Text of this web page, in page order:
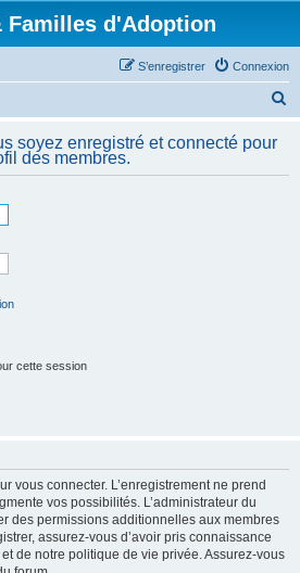
Familles d'Adoption
Connexion
S’enregistrer
h
soyez enregistré et connecté pour
des membres.
cette session
vous connecter. L’enregistrement ne prend
vos possibilités. L’administrateur du
des permissions additionnelles aux membres
assurez-vous d’avoir pris connaissance
de notre politique de vie privée. Assurez-vous